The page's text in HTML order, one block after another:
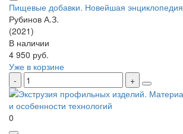
Пищевые добавки. Новейшая энциклопедия
Рубинов А.З.
(2021)
В наличии
4 950 руб.
Уже в корзине
0